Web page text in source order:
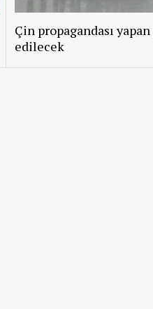
Çin propagandası
edilecek